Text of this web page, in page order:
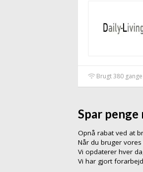
Brugt 380 gange
Spar
Opnå rabat ved at
Når du bruger
Vi opdaterer hver
Vi har gjort